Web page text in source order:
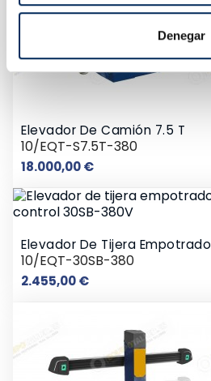
Denegar
Elevador De Camión 7.5 T
10/EQT-S7.5T-380
18.000,00 €Precio
Elevador De Tijera Empotrado
10/EQT-30SB-380
2.455,00 €Precio